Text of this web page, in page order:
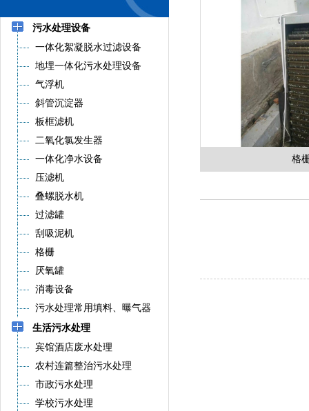
污水处理设备
一体化絮凝脱水过滤设备
地埋一体化污水处理设备
气浮机
斜管沉淀器
板框滤机
二氧化氯发生器
一体化净水设备
压滤机
叠螺脱水机
过滤罐
刮吸泥机
格栅
厌氧罐
消毒设备
污水处理常用填料、曝气器
生活污水处理
宾馆酒店废水处理
农村连篇整治污水处理
市政污水处理
学校污水处理
格